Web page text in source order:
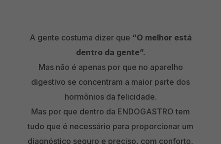
A gente costuma dizer que “O melhor está
dentro da gente”.
Mas não é apenas por que no aparelho
digestivo se concentram a maior parte dos
hormônios da felicidade.
Mas por que dentro da ENDOGASTRO tem
tudo que é necessário para proporcionar um
diagnóstico seguro e preciso, com conforto,